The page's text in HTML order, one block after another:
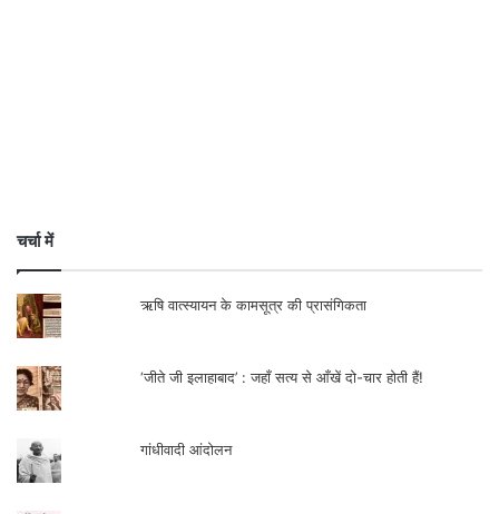
चर्चा में
ऋषि वात्स्यायन के कामसूत्र की प्रासंगिकता
‘जीते जी इलाहाबाद’ : जहाँ सत्य से आँखें दो-चार होती हैं!
गांधीवादी आंदोलन